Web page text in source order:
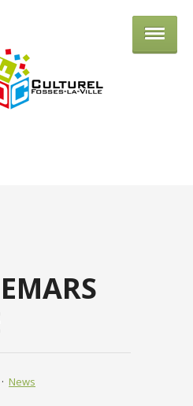
Centre culturel de Fosses-la-Ville
News